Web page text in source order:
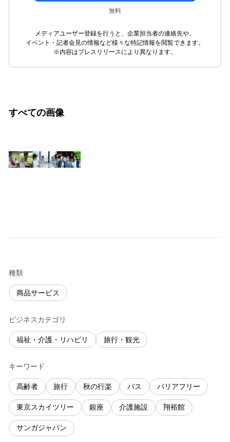
無料
メディアユーザー登録を行うと、企業担当者の連絡先や、
イベント・記者会見の情報など様々な特記情報を閲覧できます。
※内容はプレスリリースにより異なります。
すべての画像
種類
商品サービス
ビジネスカテゴリ
福祉・介護・リハビリ 旅行・観光
キーワード
高齢者 旅行 秋の行楽 バス バリアフリー
東京スカイツリー 銀座 介護施設 翔裕館
サンガジャパン